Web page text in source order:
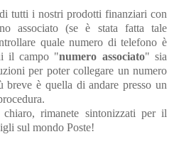
tutti i nostri prodotti finanziari con
associato (se è stata fatta tale
quale numero di telefono è
il campo "numero associato" sia
per poter collegare un numero
è quella di andare presso un
rimanete sintonizzati per il
sul mondo Poste!